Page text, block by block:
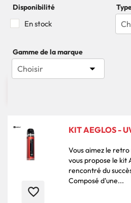
Disponibilité
En stock
Gamme de la marque
Choisir 
favorite_border
KIT AEGLOS -
Vous aimez le
vous propose le kit Aeglos Uwell ! Ce pod a
rencontré du
Composé d'une...